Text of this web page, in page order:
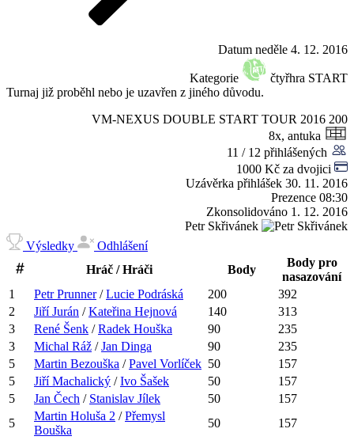
Datum neděle 4. 12. 2016
Kategorie
čtyřhra START
Turnaj již proběhl nebo je uzavřen z jiného důvodu.
VM-NEXUS DOUBLE START TOUR 2016 200
8x, antuka
11 / 12 přihlášených
1000 Kč za dvojici
Uzávěrka přihlášek 30. 11. 2016
Prezence 08:30
Zkonsolidováno 1. 12. 2016
Petr Skřivánek
Výsledky
Odhlášení
Hráč / Hráči
Body
Body pro
nasazování
1
Petr Prunner/Lucie Podráská 200
392
2
Jiří Jurán /Kateřina Hejnová 140
313
3
René Šenk /Radek Houška 90
235
3
Michal Ráž /Jan Dinga 90
235
5
Martin Bezouška /Pavel Vorlíček 50
157
5
Jiří Machalický /Ivo Šašek 50
157
5
Jan Čech / Stanislav Jílek 50
157
5
Martin Holuša 2 /Přemysl
Bouška
50 157